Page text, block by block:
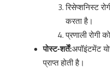
रिसेप्शनिस्ट
करता है।
प्रणाली रोगी
पोस्ट-शर्तें:अपॉइंटमेंट
प्राप्त होती है।